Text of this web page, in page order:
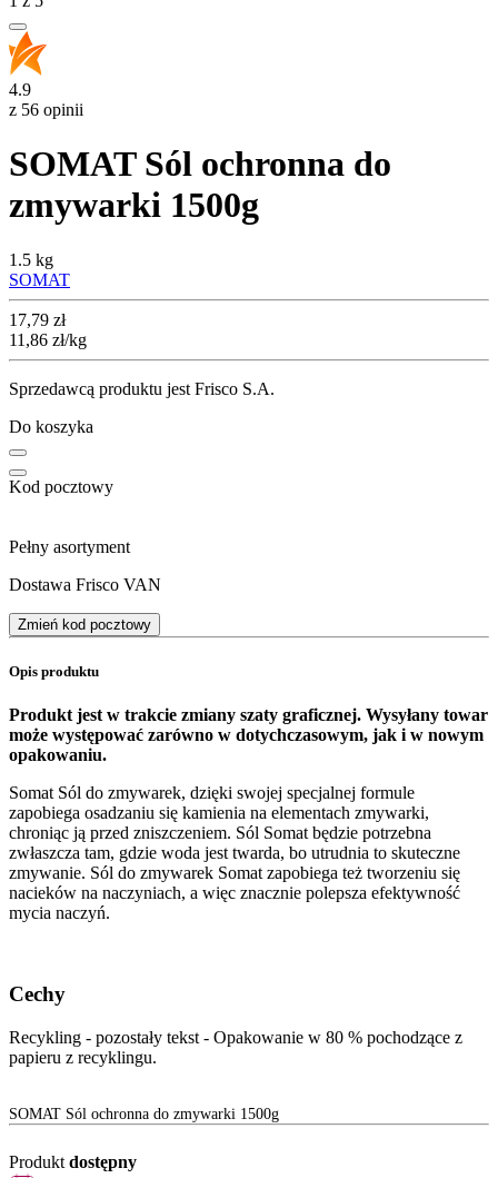
4.9
z 56 opinii
SOMAT Sól ochronna do
zmywarki 1500g
1.5 kg
SOMAT
Cena
17,79 zł
11,86 zł/kg
Sprzedawcą produktu jest Frisco S.A.
Do koszyka
Kod pocztowy
Pełny asortyment
Dostawa Frisco VAN
Zmień kod pocztowy
Opis produktu
Produkt jest w trakcie zmiany szaty graficznej. Wysyłany towar
może występować zarówno w dotychczasowym, jak i w nowym
opakowaniu.
Somat Sól do zmywarek, dzięki swojej specjalnej formule
zapobiega osadzaniu się kamienia na elementach zmywarki,
chroniąc ją przed zniszczeniem. Sól Somat będzie potrzebna
zwłaszcza tam, gdzie woda jest twarda, bo utrudnia to skuteczne
zmywanie. Sól do zmywarek Somat zapobiega też tworzeniu się
nacieków na naczyniach, a więc znacznie polepsza efektywność
mycia naczyń.
Cechy
Recykling - pozostały tekst - Opakowanie w 80 % pochodzące z
papieru z recyklingu.
SOMAT Sól ochronna do zmywarki 1500g
Produkt dostępny